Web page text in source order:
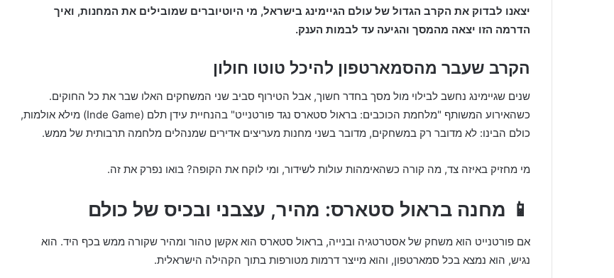
יצאנו לבדוק את הקרב הגדול של עולם הגיימינג בישראל, מי היוטיוברים שמובילים את המחנות, ואיך
הדרמה הזו יצאה מהמסך והגיעה עד לבמות הענק.
הקרב שעבר מהסמארטפון להיכל טוטו חולון
שנים שגיימינג נחשב לבילוי מול מסך בחדר חשוך, אבל הטירוף סביב שני המשחקים האלו שבר את כל החוקים.
כשהאירוע המשותף "מלחמת הכוכבים: בראול סטארס נגד פורטנייט" בהנחיית עידן תלם (Inde Game) מילא אולמות,
כולם הבינו: לא מדובר רק במשחקים, מדובר בשני מחנות מעריצים אדירים שמנהלים מלחמה תרבותית של ממש.
מי מחזיק באיזה צד, מה קורה כשהאימהות עולות לשידור, ומי לוקח את הקופה? בואו נפרק את זה.
📱 מחנה בראול סטארס: מהיר, עצבני ובכיס של כולם
אם פורטנייט הוא משחק של אסטרטגיה ובנייה, בראול סטארס הוא אקשן טהור ומהיר שקורה ממש בכף היד. הוא
נגיש, הוא נמצא בכל סמארטפון, והוא מייצר דרמות מטורפות בתוך הקהילה הישראלית.